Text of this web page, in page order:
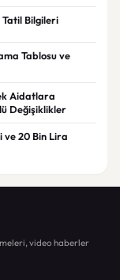
Tatil Bilgileri
Tablosu ve
Aidatlara
Değişiklikler
ve 20 Bin Lira
video haberler